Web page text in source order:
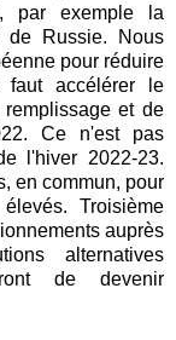
par exemple la
Russie. Nous
pour réduire
accélérer le
et de
Ce n'est pas
l'hiver 2022-23.
en commun, pour
Troisième
auprès
alternatives
de devenir